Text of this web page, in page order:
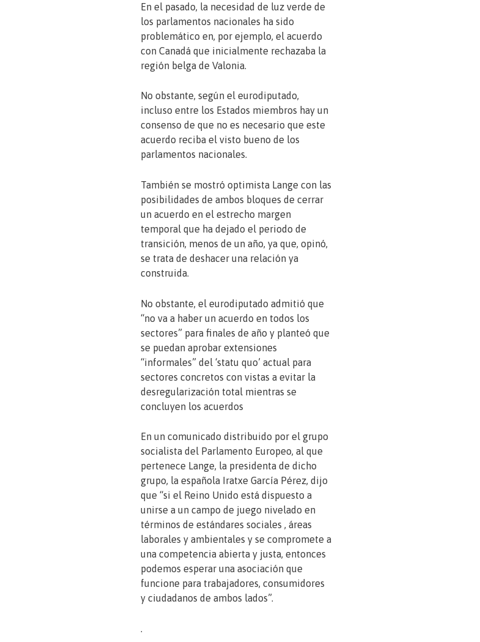
En el pasado, la necesidad de luz verde de
los parlamentos nacionales ha sido
problemático en, por ejemplo, el acuerdo
con Canadá que inicialmente rechazaba la
región belga de Valonia.
No obstante, según el eurodiputado,
incluso entre los Estados miembros hay un
consenso de que no es necesario que este
acuerdo reciba el visto bueno de los
parlamentos nacionales.
También se mostró optimista Lange con las
posibilidades de ambos bloques de cerrar
un acuerdo en el estrecho margen
temporal que ha dejado el periodo de
transición, menos de un año, ya que, opinó,
se trata de deshacer una relación ya
construida.
No obstante, el eurodiputado admitió que
“no va a haber un acuerdo en todos los
sectores” para finales de año y planteó que
se puedan aprobar extensiones
“informales” del ‘statu quo’ actual para
sectores concretos con vistas a evitar la
desregularización total mientras se
concluyen los acuerdos
En un comunicado distribuido por el grupo
socialista del Parlamento Europeo, al que
pertenece Lange, la presidenta de dicho
grupo, la española Iratxe García Pérez, dijo
que “si el Reino Unido está dispuesto a
unirse a un campo de juego nivelado en
términos de estándares sociales , áreas
laborales y ambientales y se compromete a
una competencia abierta y justa, entonces
podemos esperar una asociación que
funcione para trabajadores, consumidores
y ciudadanos de ambos lados”.
.